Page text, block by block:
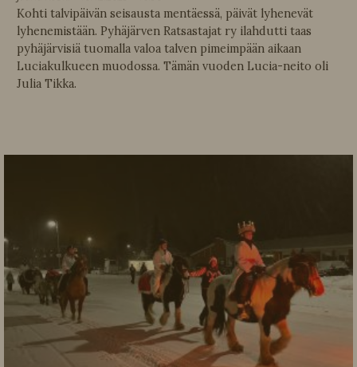
Kohti talvipäivän seisausta mentäessä, päivät lyhenevät
lyhenemistään. Pyhäjärven Ratsastajat ry ilahdutti taas
pyhäjärvisiä tuomalla valoa talven pimeimpään aikaan
Luciakulkueen muodossa. Tämän vuoden Lucia-neito oli
Julia Tikka.